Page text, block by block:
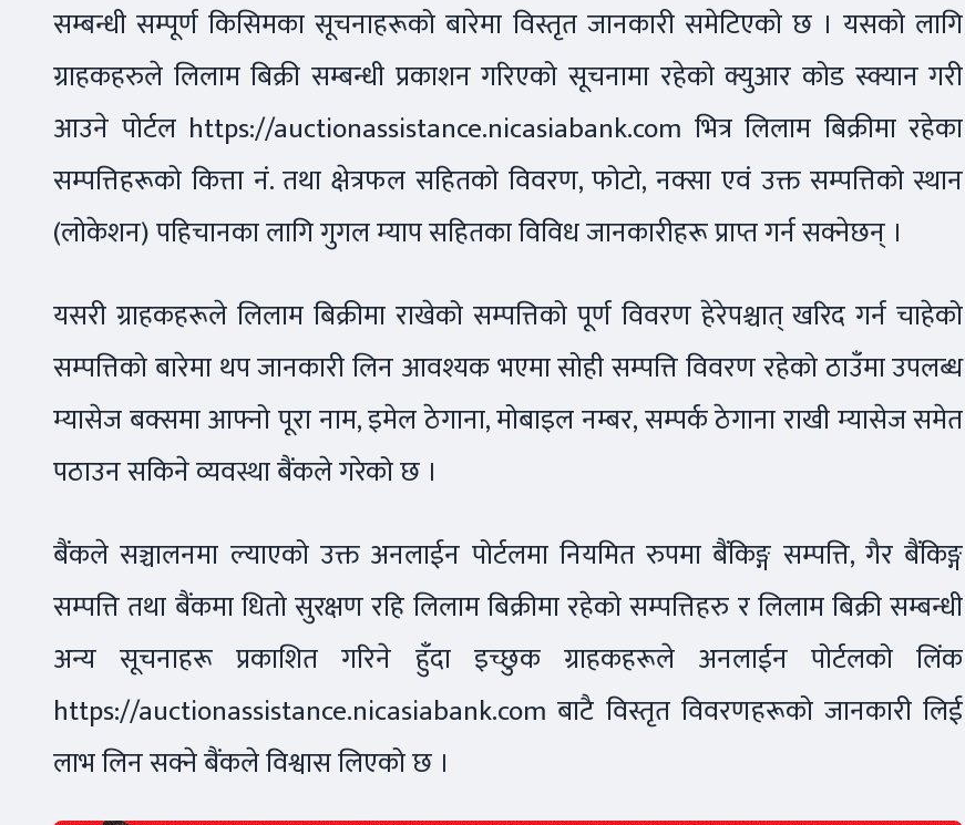
सम्बन्धी सम्पूर्ण किसिमका सूचनाहरूको बारेमा विस्तृत जानकारी समेटिएको छ । यसको लागि
ग्राहकहरुले लिलाम बिक्री सम्बन्धी प्रकाशन गरिएको सूचनामा रहेको क्युआर कोड स्क्यान गरी
आउने पोर्टल https://auctionassistance.nicasiabank.com भित्र लिलाम बिक्रीमा रहेका
सम्पत्तिहरूको कित्ता नं. तथा क्षेत्रफल सहितको विवरण, फोटो, नक्सा एवं उक्त सम्पत्तिको स्थान
(लोकेशन) पहिचानका लागि गुगल म्याप सहितका विविध जानकारीहरू प्राप्त गर्न सक्नेछन् ।
यसरी ग्राहकहरूले लिलाम बिक्रीमा राखेको सम्पत्तिको पूर्ण विवरण हेरेपश्चात् खरिद गर्न चाहेको
सम्पत्तिको बारेमा थप जानकारी लिन आवश्यक भएमा सोही सम्पत्ति विवरण रहेको ठाउँमा उपलब्ध
म्यासेज बक्समा आफ्नो पूरा नाम, इमेल ठेगाना, मोबाइल नम्बर, सम्पर्क ठेगाना राखी म्यासेज समेत
पठाउन सकिने व्यवस्था बैंकले गरेको छ ।
बैंकले सञ्चालनमा ल्याएको उक्त अनलाईन पोर्टलमा नियमित रुपमा बैंकिङ्ग सम्पत्ति, गैर बैंकिङ्ग
सम्पत्ति तथा बैंकमा धितो सुरक्षण रहि लिलाम बिक्रीमा रहेको सम्पत्तिहरु र लिलाम बिक्री सम्बन्धी
अन्य सूचनाहरू प्रकाशित गरिने हुँदा इच्छुक ग्राहकहरूले अनलाईन पोर्टलको लिंक
https://auctionassistance.nicasiabank.com बाटै विस्तृत विवरणहरूको जानकारी लिई
लाभ लिन सक्ने बैंकले विश्वास लिएको छ ।